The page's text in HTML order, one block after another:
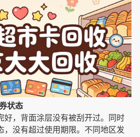
状态
好，背面涂层没有被刮开过。同时
，没有超过使用期限。不同地区发